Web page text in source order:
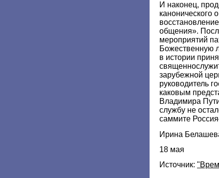
И наконец,
канонического
общения».
мероприятий
Божественную
в истории
зарубежной
руководитель
каковым
Владимира
службу не
саммите
Ирина
18 мая
Источник: